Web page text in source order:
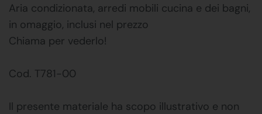
Aria condizionata, arredi mobili cucina e dei bagni,
in omaggio, inclusi nel prezzo
Chiama per vederlo!
Cod. T781-00
Il presente materiale ha scopo illustrativo e non